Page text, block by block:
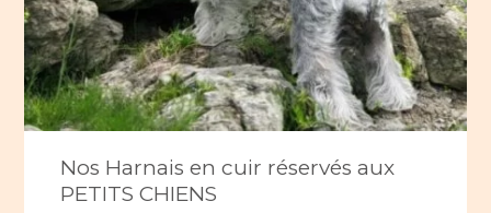
Nos Harnais en cuir réservés aux
PETITS CHIENS